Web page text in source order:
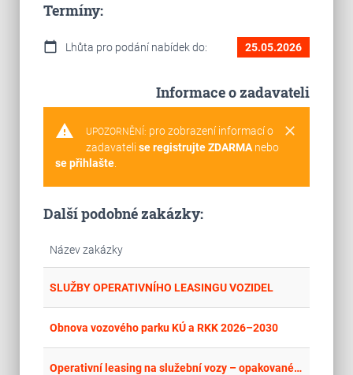
Termíny:
calendar_today Lhůta pro podání nabídek do: 25.05.2026
Informace o zadavateli
warning clear
UPOZORNĚNÍ: pro zobrazení informací o
zadavateli se registrujte ZDARMAnebo
se přihlašte.
Další podobné zakázky:
Název zakázky
SLUŽBY OPERATIVNÍHO LEASINGU VOZIDEL
Obnova vozového parku KÚ a RKK 2026–2030
Operativní leasing na služební vozy – opakované výběrové řízení III.